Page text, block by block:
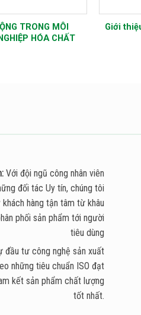
Găng
Bảo hộ lao động:
Dụng Kính An
Với đội ngũ công nhân viên
đối tác Uy tín, chúng tôi
hàng tận tâm từ khâu
phối sản phẩm tới người
tiêu dùng
đầu tư công nghệ sản xuất
những tiêu chuẩn ISO đạt
kết sản phẩm chất lượng
tốt nhất.